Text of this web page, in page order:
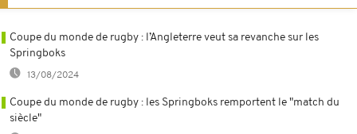
Coupe du monde de rugby : l’Angleterre veut sa revanche sur les
Springboks
13/08/2024
Coupe du monde de rugby : les Springboks remportent le "match du
siècle"